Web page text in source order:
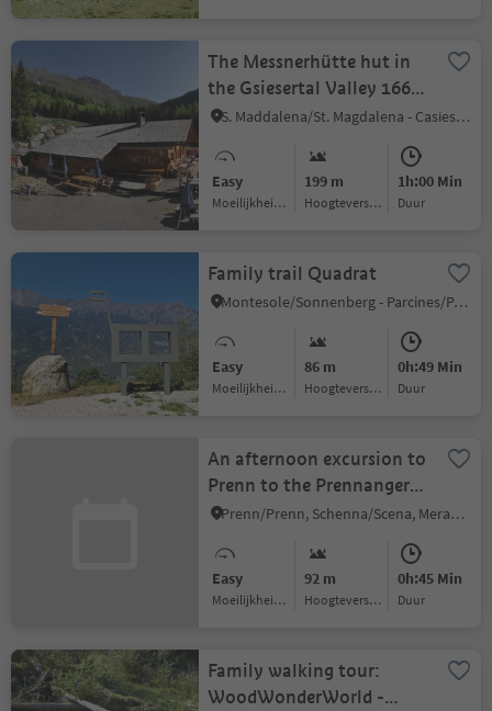
The Messnerhütte hut in
the Gsiesertal Valley 1660
m
S. Maddalena/St. Magdalena - Casies/Gsies, Gsies/Valle di Casies
Easy
Moeilijkheidsgraad
199 m
Hoogteverschil
1h:00 Min
Duur
Family trail Quadrat
Montesole/Sonnenberg - Parcines/Partschins, Partschins/Parcines, Meran/Merano and environs
Easy
Moeilijkheidsgraad
86 m
Hoogteverschil
0h:49 Min
Duur
An afternoon excursion to
Prenn to the Prennanger
Mountain Lodge
Prenn/Prenn, Schenna/Scena, Meran/Merano and environs
Easy
Moeilijkheidsgraad
92 m
Hoogteverschil
0h:45 Min
Duur
Family walking tour:
WoodWonderWorld -